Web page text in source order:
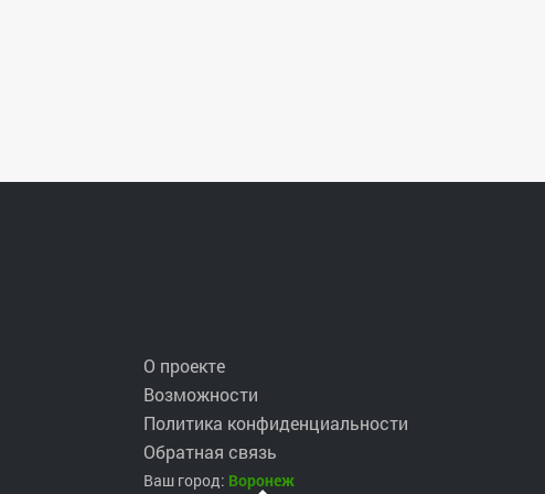
О проекте
Возможности
Политика конфиденциальности
Обратная связь
Ваш город: Воронеж